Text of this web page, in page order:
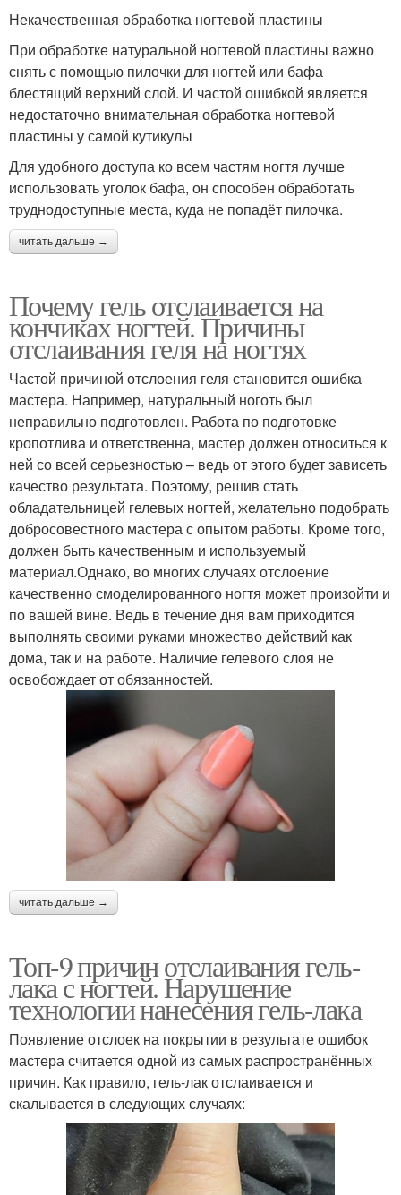
Некачественная обработка ногтевой пластины
При обработке натуральной ногтевой пластины важно
снять с помощью пилочки для ногтей или бафа
блестящий верхний слой. И частой ошибкой является
недостаточно внимательная обработка ногтевой
пластины у самой кутикулы
Для удобного доступа ко всем частям ногтя лучше
использовать уголок бафа, он способен обработать
труднодоступные места, куда не попадёт пилочка.
читать дальше →
Почему гель отслаивается на
кончиках ногтей. Причины
отслаивания геля на ногтях
Частой причиной отслоения геля становится ошибка
мастера. Например, натуральный ноготь был
неправильно подготовлен. Работа по подготовке
кропотлива и ответственна, мастер должен относиться к
ней со всей серьезностью – ведь от этого будет зависеть
качество результата. Поэтому, решив стать
обладательницей гелевых ногтей, желательно подобрать
добросовестного мастера с опытом работы. Кроме того,
должен быть качественным и используемый
материал.Однако, во многих случаях отслоение
качественно смоделированного ногтя может произойти и
по вашей вине. Ведь в течение дня вам приходится
выполнять своими руками множество действий как
дома, так и на работе. Наличие гелевого слоя не
освобождает от обязанностей.
читать дальше →
Топ-9 причин отслаивания гель-
лака с ногтей. Нарушение
технологии нанесения гель-лака
Появление отслоек на покрытии в результате ошибок
мастера считается одной из самых распространённых
причин. Как правило, гель-лак отслаивается и
скалывается в следующих случаях: